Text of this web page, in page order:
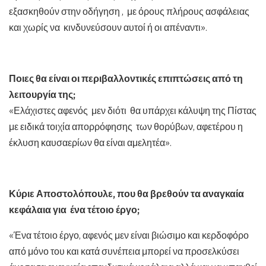
εξασκηθούν στην οδήγηση , με όρους πλήρους ασφάλειας
και χωρίς να κινδυνεύσουν αυτοί ή οι απέναντι».
Ποιες θα είναι οι περιβαλλοντικές επιπτώσεις από τη
λειτουργία της;
«Ελάχιστες αφενός μεν διότι θα υπάρχει κάλυψη της Πίστας
με ειδικά τοιχία απορρόφησης των θορύβων, αφετέρου η
έκλυση καυσαερίων θα είναι αμελητέα».
Κύριε Αποστολόπουλε, που θα βρεθούν τα αναγκαία
κεφάλαια για ένα τέτοιο έργο;
«Ένα τέτοιο έργο, αφενός μεν είναι βιώσιμο και κερδοφόρο
από μόνο του και κατά συνέπεια μπορεί να προσελκύσει